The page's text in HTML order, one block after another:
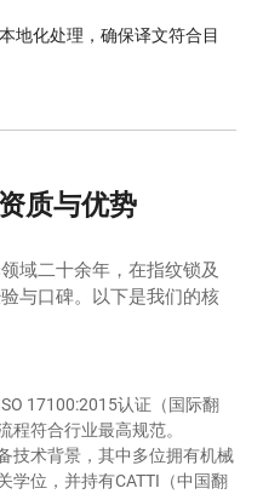
地化处理，确保译文符合目
质与优势
域二十余年，在指纹锁及
与口碑。以下是我们的核
17100:2015认证（国际翻
程符合行业最高规范。
技术背景，其中多位拥有机械
学位，并持有CATTI（中国翻